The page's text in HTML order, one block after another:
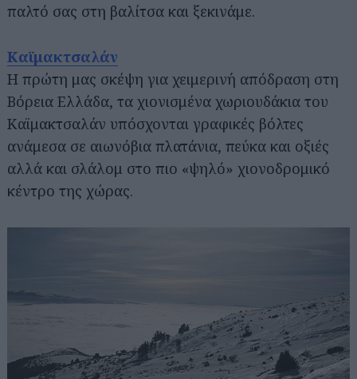
παλτό σας στη βαλίτσα και ξεκινάμε.
Καϊμακτσαλάν
Η πρώτη μας σκέψη για χειμερινή απόδραση στη
Βόρεια Ελλάδα, τα χιονισμένα χωριουδάκια του
Καϊμακτσαλάν υπόσχονται γραφικές βόλτες
ανάμεσα σε αιωνόβια πλατάνια, πεύκα και οξιές
αλλά και σλάλομ στο πιο «ψηλό» χιονοδρομικό
κέντρο της χώρας.